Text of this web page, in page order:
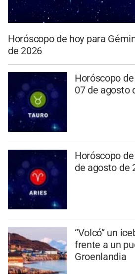
Horóscopo de hoy para
de 2026
Horóscopo
07 de agosto
Horóscopo
de agosto de
“Volcó” un
frente a un
Groenlandia